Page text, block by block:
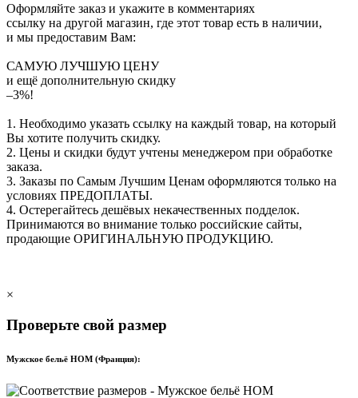
Оформляйте заказ и укажите в комментариях
ссылку на другой магазин, где этот товар есть в наличии,
и мы предоставим Вам:
САМУЮ ЛУЧШУЮ ЦЕНУ
и ещё дополнительную скидку
–3%!
1. Необходимо указать ссылку на каждый товар, на который
Вы хотите получить скидку.
2. Цены и скидки будут учтены менеджером при обработке
заказа.
3. Заказы по Самым Лучшим Ценам оформляются только на
условиях ПРЕДОПЛАТЫ.
4. Остерегайтесь дешёвых некачественных подделок.
Принимаются во внимание только российские сайты,
продающие ОРИГИНАЛЬНУЮ ПРОДУКЦИЮ.
×
Проверьте свой размер
Мужское бельё HOM (Франция):